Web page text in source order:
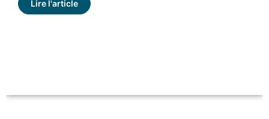
Lire l'article